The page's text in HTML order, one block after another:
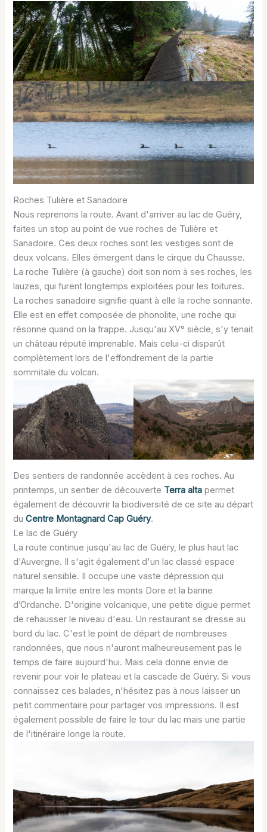
Roches Tulière et Sanadoire
Nous reprenons la route. Avant d'arriver au lac de Guéry,
faites un stop au point de vue roches de Tulière et
Sanadoire. Ces deux roches sont les vestiges sont de
deux volcans. Elles émergent dans le cirque du Chausse.
La roche Tulière (à gauche) doit son nom à ses roches, les
lauzes, qui furent longtemps exploitées pour les toitures.
La roches sanadoire signifie quant à elle la roche sonnante.
Elle est en effet composée de phonolite, une roche qui
résonne quand on la frappe. Jusqu'au XV° siècle, s'y tenait
un château réputé imprenable. Mais celui-ci disparût
complètement lors de l'effondrement de la partie
sommitale du volcan.
Des sentiers de randonnée accèdent à ces roches. Au
printemps, un sentier de découverte Terra alta permet
également de découvrir la biodiversité de ce site au départ
duCentre Montagnard Cap Guéry.
Le lac de Guéry
La route continue jusqu'au lac de Guéry, le plus haut lac
d'Auvergne. Il s'agit également d'un lac classé espace
naturel sensible. Il occupe une vaste dépression qui
marque la limite entre les monts Dore et la banne
d’Ordanche. D'origine volcanique, une petite digue permet
de rehausser le niveau d'eau. Un restaurant se dresse au
bord du lac. C'est le point de départ de nombreuses
randonnées, que nous n'auront malheureusement pas le
temps de faire aujourd'hui. Mais cela donne envie de
revenir pour voir le plateau et la cascade de Guéry. Si vous
connaissez ces balades, n'hésitez pas à nous laisser un
petit commentaire pour partager vos impressions. Il est
également possible de faire le tour du lac mais une partie
de l'itinéraire longe la route.